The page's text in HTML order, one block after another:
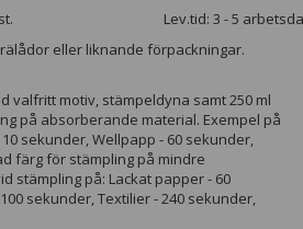
Lev.tid: 3 - 5
eller liknande förpackningar.
valfritt motiv, stämpeldyna samt 250 ml
på absorberande material. Exempel på
sekunder, Wellpapp - 60 sekunder,
färg för stämpling på mindre
stämpling på: Lackat papper - 60
sekunder, Textilier - 240 sekunder,